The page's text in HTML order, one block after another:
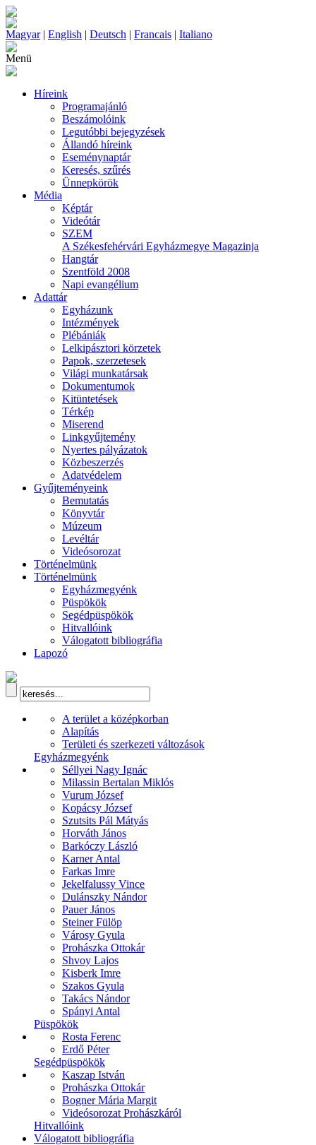
Magyar| English | Deutsch | Francais | Italiano
Menü
Híreink
Programajánló
Beszámolóink
Legutóbbi bejegyzések
Állandó híreink
Eseménynaptár
Keresés, szűrés
Ünnepkörök
Média
Képtár
Videótár
SZEM
A Székesfehérvári Egyházmegye Magazinja
Hangtár
Szentföld 2008
Napi evangélium
Adattár
Egyházunk
Intézmények
Plébániák
Lelkipásztori körzetek
Papok, szerzetesek
Világi munkatársak
Dokumentumok
Kitüntetések
Térkép
Miserend
Linkgyűjtemény
Nyertes pályázatok
Közbeszerzés
Adatvédelem
Gyűjteményeink
Bemutatás
Könyvtár
Múzeum
Levéltár
Videósorozat
Történelmünk
Történelmünk
Egyházmegyénk
Püspökök
Segédpüspökök
Hitvallóink
Válogatott bibliográfia
Lapozó
A terület a középkorban
Alapítás
Területi és szerkezeti változások
Egyházmegyénk
Séllyei Nagy Ignác
Milassin Bertalan Miklós
Vurum József
Kopácsy József
Szutsits Pál Mátyás
Horváth János
Barkóczy László
Karner Antal
Farkas Imre
Jekelfalussy Vince
Dulánszky Nándor
Pauer János
Steiner Fülöp
Városy Gyula
Prohászka Ottokár
Shvoy Lajos
Kisberk Imre
Szakos Gyula
Takács Nándor
Spányi Antal
Püspökök
Rosta Ferenc
Erdő Péter
Segédpüspökök
Kaszap István
Prohászka Ottokár
Bogner Mária Margit
Videósorozat Prohászkáról
Hitvallóink
Válogatott bibliográfia